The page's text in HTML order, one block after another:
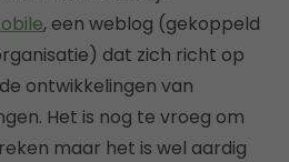
, een weblog (gekoppeld
dat zich richt op
ontwikkelingen van
Het is nog te vroeg om
maar het is wel aardig